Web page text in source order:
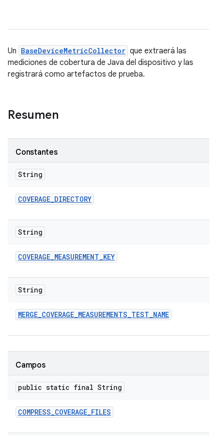
Un BaseDeviceMetricCollector que extraerá las
mediciones de cobertura de Java del dispositivo y las
registrará como artefactos de prueba.
Resumen
Constantes
String
COVERAGE_DIRECTORY
String
COVERAGE_MEASUREMENT_KEY
String
MERGE_COVERAGE_MEASUREMENTS_TEST_NAME
Campos
public static final String
COMPRESS_COVERAGE_FILES